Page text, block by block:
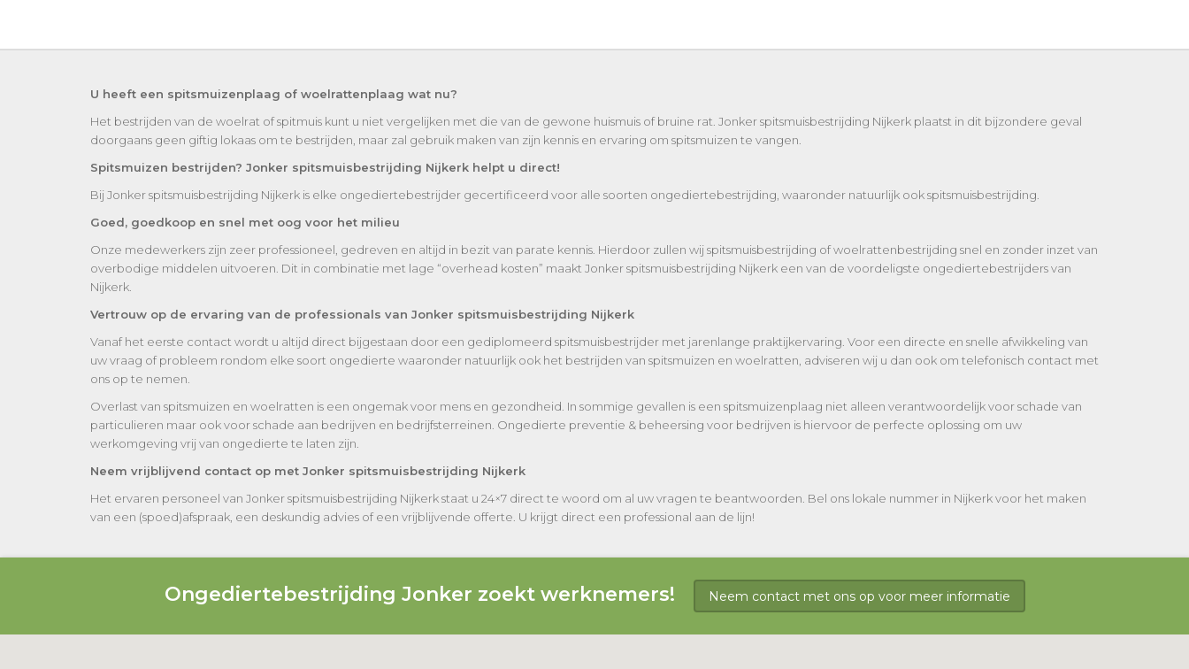
U heeft een spitsmuizenplaag of woelrattenplaag wat nu?
Het bestrijden van de woelrat of spitmuis kunt u niet vergelijken met die van de gewone huismuis of bruine rat. Jonker spitsmuisbestrijding Nijkerk plaatst in dit bijzondere geval
doorgaans geen giftig lokaas om te bestrijden, maar zal gebruik maken van zijn kennis en ervaring om spitsmuizen te vangen.
Spitsmuizen bestrijden? Jonker spitsmuisbestrijding Nijkerk helpt u direct!
Bij Jonker spitsmuisbestrijding Nijkerk is elke ongediertebestrijder gecertificeerd voor alle soorten ongediertebestrijding, waaronder natuurlijk ook spitsmuisbestrijding.
Goed, goedkoop en snel met oog voor het milieu
Onze medewerkers zijn zeer professioneel, gedreven en altijd in bezit van parate kennis. Hierdoor zullen wij spitsmuisbestrijding of woelrattenbestrijding snel en zonder inzet van
overbodige middelen uitvoeren. Dit in combinatie met lage “overhead kosten” maakt Jonker spitsmuisbestrijding Nijkerk een van de voordeligste ongediertebestrijders van
Nijkerk.
Vertrouw op de ervaring van de professionals van Jonker spitsmuisbestrijding Nijkerk
Vanaf het eerste contact wordt u altijd direct bijgestaan door een gediplomeerd spitsmuisbestrijder met jarenlange praktijkervaring. Voor een directe en snelle afwikkeling van
uw vraag of probleem rondom elke soort ongedierte waaronder natuurlijk ook het bestrijden van spitsmuizen en woelratten, adviseren wij u dan ook om telefonisch contact met
ons op te nemen.
Overlast van spitsmuizen en woelratten is een ongemak voor mens en gezondheid. In sommige gevallen is een spitsmuizenplaag niet alleen verantwoordelijk voor schade van
particulieren maar ook voor schade aan bedrijven en bedrijfsterreinen. Ongedierte preventie & beheersing voor bedrijven is hiervoor de perfecte oplossing om uw
werkomgeving vrij van ongedierte te laten zijn.
Neem vrijblijvend contact op met Jonker spitsmuisbestrijding Nijkerk
Het ervaren personeel van Jonker spitsmuisbestrijding Nijkerk staat u 24×7 direct te woord om al uw vragen te beantwoorden. Bel ons lokale nummer in Nijkerk voor het maken
van een (spoed)afspraak, een deskundig advies of een vrijblijvende offerte. U krijgt direct een professional aan de lijn!
Ongediertebestrijding Jonker zoekt werknemers! Neem contact met ons op voor meer informatie